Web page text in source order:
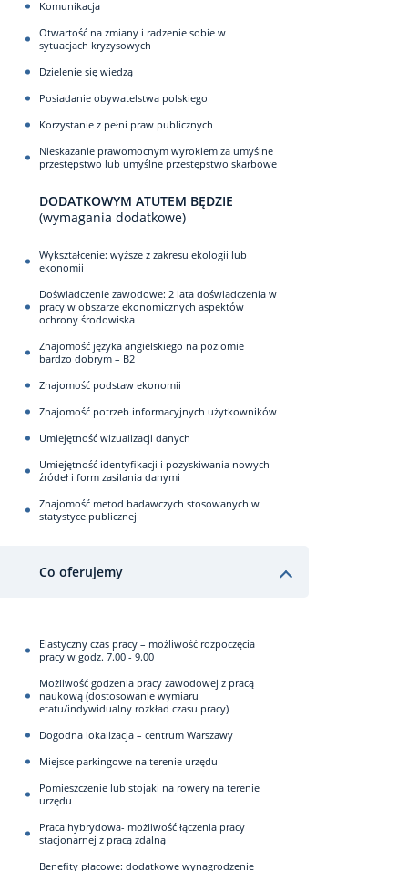
Komunikacja
Otwartość na zmiany i radzenie sobie w
sytuacjach kryzysowych
Dzielenie się wiedzą
Posiadanie obywatelstwa polskiego
Korzystanie z pełni praw publicznych
Nieskazanie prawomocnym wyrokiem za umyślne
przestępstwo lub umyślne przestępstwo skarbowe
DODATKOWYM ATUTEM BĘDZIE
(wymagania dodatkowe)
Wykształcenie: wyższe z zakresu ekologii lub
ekonomii
Doświadczenie zawodowe: 2 lata doświadczenia w
pracy w obszarze ekonomicznych aspektów
ochrony środowiska
Znajomość języka angielskiego na poziomie
bardzo dobrym – B2
Znajomość podstaw ekonomii
Znajomość potrzeb informacyjnych użytkowników
Umiejętność wizualizacji danych
Umiejętność identyfikacji i pozyskiwania nowych
źródeł i form zasilania danymi
Znajomość metod badawczych stosowanych w
statystyce publicznej
Co oferujemy
Elastyczny czas pracy – możliwość rozpoczęcia
pracy w godz. 7.00 - 9.00
Możliwość godzenia pracy zawodowej z pracą
naukową (dostosowanie wymiaru
etatu/indywidualny rozkład czasu pracy)
Dogodna lokalizacja – centrum Warszawy
Miejsce parkingowe na terenie urzędu
Pomieszczenie lub stojaki na rowery na terenie
urzędu
Praca hybrydowa- możliwość łączenia pracy
stacjonarnej z pracą zdalną
Benefity płacowe: dodatkowe wynagrodzenie